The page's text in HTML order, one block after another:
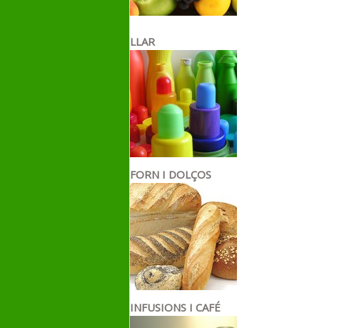
LLAR
FORN I DOLÇOS
INFUSIONS I CAFÉ